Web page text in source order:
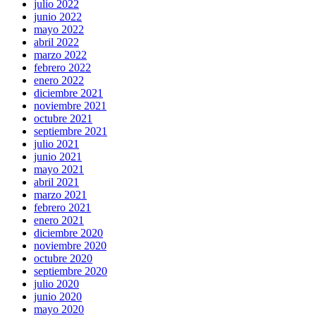
julio 2022
junio 2022
mayo 2022
abril 2022
marzo 2022
febrero 2022
enero 2022
diciembre 2021
noviembre 2021
octubre 2021
septiembre 2021
julio 2021
junio 2021
mayo 2021
abril 2021
marzo 2021
febrero 2021
enero 2021
diciembre 2020
noviembre 2020
octubre 2020
septiembre 2020
julio 2020
junio 2020
mayo 2020